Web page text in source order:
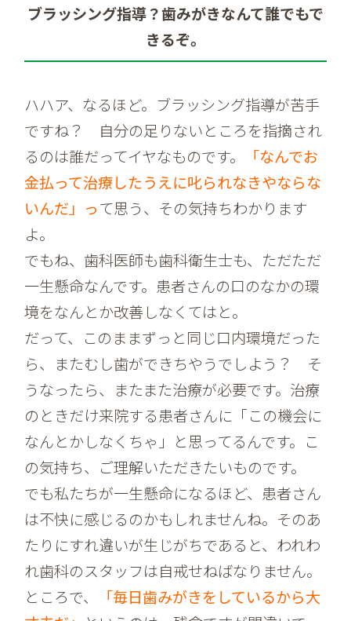
ブラッシング指導？歯みがきなんて誰でもで
きるぞ。
ハハア、なるほど。ブラッシング指導が苦手
ですね？ 自分の足りないところを指摘され
るのは誰だってイヤなものです。
「なんでお
金払って治療したうえに叱られなきやならな
いんだ」って思う、その気持ちわかります
よ。
でもね、歯科医師も歯科衛生士も、ただただ
一生懸命なんです。患者さんの口のなかの環
境をなんとか改善しなくてはと。
だって、このままずっと同じ口内環境だった
ら、またむし歯ができちやうでしよう？ そ
うなったら、またまた治療が必要です。治療
のときだけ来院する患者さんに「この機会に
なんとかしなくちゃ」と思ってるんです。こ
の気持ち、ご理解いただきたいものです。
でも私たちが一生懸命になるほど、患者さん
は不快に感じるのかもしれませんね。そのあ
たりにすれ違いが生じがちであると、われわ
れ歯科のスタッフは自戒せねばなりません。
ところで、
「毎日歯みがきをしているから大